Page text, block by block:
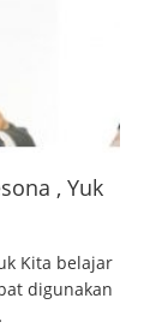
, Yuk
Kita belajar
digunakan